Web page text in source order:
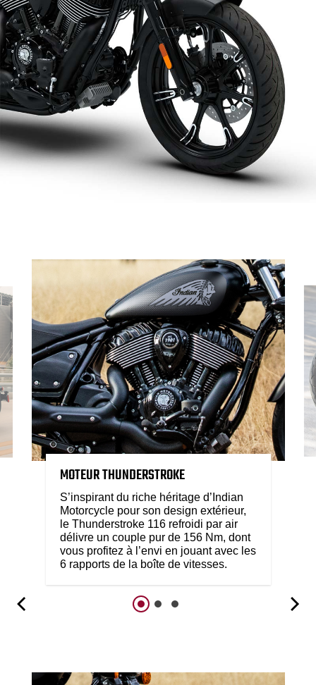
MOTEUR THUNDERSTROKE
S’inspirant du riche héritage d’Indian
Motorcycle pour son design extérieur,
le Thunderstroke 116 refroidi par air
délivre un couple pur de 156 Nm, dont
vous profitez à l’envi en jouant avec les
6 rapports de la boîte de vitesses.